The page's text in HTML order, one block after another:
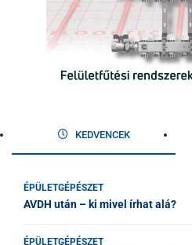
KEDVENCEK
ÉPÜLETGÉPÉSZET
AVDH után – ki mivel írhat alá?
ÉPÜLETGÉPÉSZET